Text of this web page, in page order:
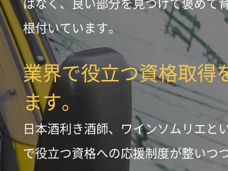
はなく、良い部分を見つけて褒めて
根付いています。
業界で役立つ資格取得
ます。
日本酒利き酒師、ワインソムリエと
で役立つ資格への応援制度が整いつ